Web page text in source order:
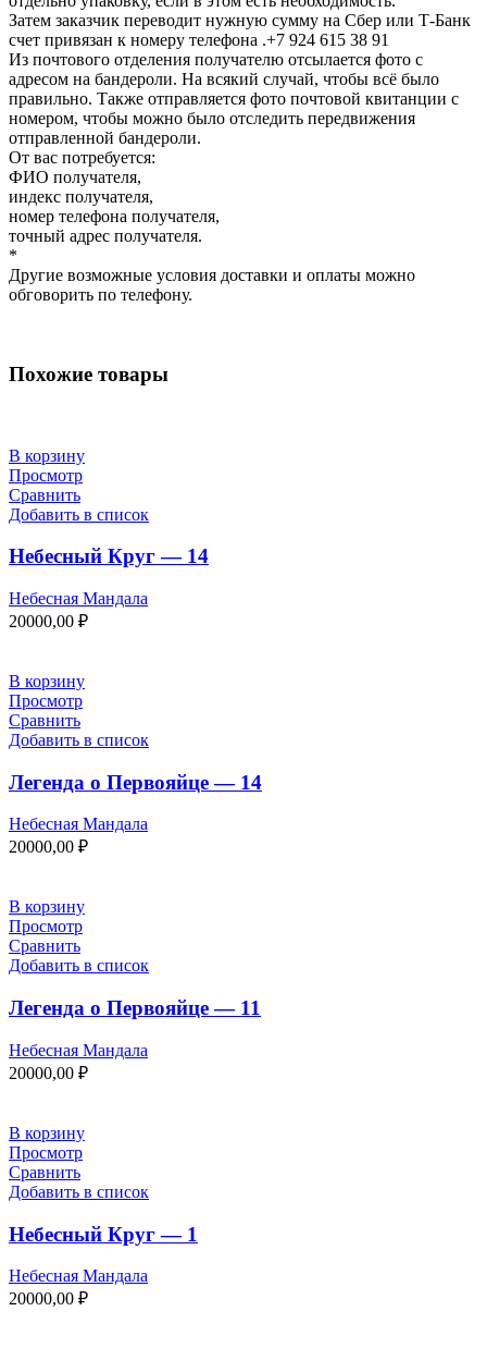
Затем заказчик переводит нужную сумму на Сбер или Т-Банк
счет привязан к номеру телефона .+7 924 615 38 91
Из почтового отделения получателю отсылается фото с
адресом на бандероли. На всякий случай, чтобы всё было
правильно. Также отправляется фото почтовой квитанции с
номером, чтобы можно было отследить передвижения
отправленной бандероли.
От вас потребуется:
ФИО получателя,
индекс получателя,
номер телефона получателя,
точный адрес получателя.
*
Другие возможные условия доставки и оплаты можно
обговорить по телефону.
Похожие товары
В корзину
Просмотр
Сравнить
Добавить в список
Небесный Круг — 14
Небесная Мандала
20000,00 ₽
В корзину
Просмотр
Сравнить
Добавить в список
Легенда о Первояйце — 14
Небесная Мандала
20000,00 ₽
В корзину
Просмотр
Сравнить
Добавить в список
Легенда о Первояйце — 11
Небесная Мандала
20000,00 ₽
В корзину
Просмотр
Сравнить
Добавить в список
Небесный Круг — 1
Небесная Мандала
20000,00 ₽